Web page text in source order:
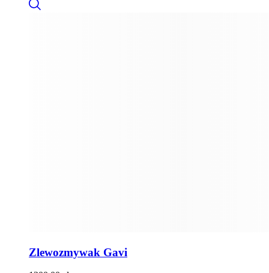
Zlewozmywak Gavi